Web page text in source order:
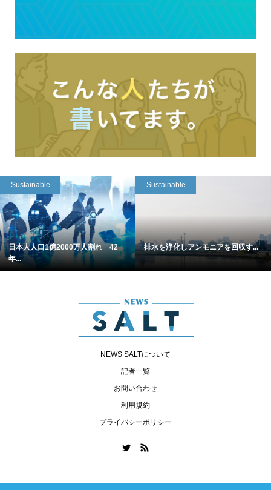
Sustainable
日本人人口1億2000万人割れ 42
年...
Sustainable
排水を浄化しアンモニアを回収す...
NEWS SALTについて
記者一覧
お問い合わせ
利用規約
プライバシーポリシー